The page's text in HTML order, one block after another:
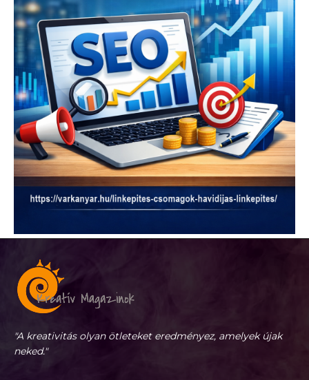
"A kreativitás olyan ötleteket eredményez, amelyek újak
neked."